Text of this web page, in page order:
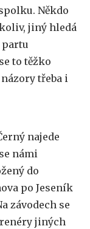
Někdo
jiný hledá
to těžko
třeba i
najede
námi
do
po Jeseník
závodech se
jiných